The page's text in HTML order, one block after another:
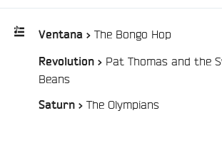
Playlist
:
Ventana > The Bongo Hop
Revolution > Pat Thomas and the
Beans
Saturn > The Olympians/